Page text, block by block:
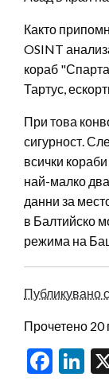
Както
OSINT
кораб
Тартус,
При това
сигурност.
всички
най-малко
данни за
в Балтийско
режима на
Публикувано
Прочетено 20